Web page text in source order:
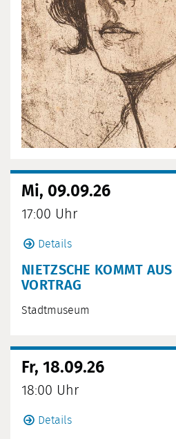
Mi, 09.09.26
17:00 Uhr
Details
NIETZSCHE KOMMT
VORTRAG
Stadtmuseum
Fr, 18.09.26
18:00 Uhr
Details